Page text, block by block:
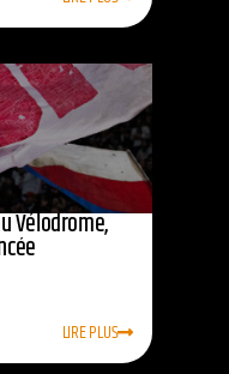
Vélodrome,
LIRE PLUS